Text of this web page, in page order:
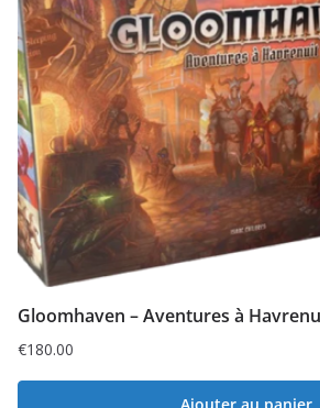
Gloomhaven – Aventures à
€180.00